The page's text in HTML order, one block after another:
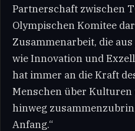
Partnerschaft zwischen
Olympischen Komitee
Zusammenarbeit, die
wie Innovation und
hat immer an die Kraft
Menschen über Kulturen
hinweg
Anfang.“